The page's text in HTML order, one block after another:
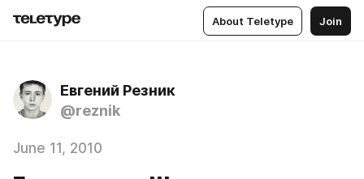
About Teletype Join
Евгений Резник
@reznik
June 11, 2010